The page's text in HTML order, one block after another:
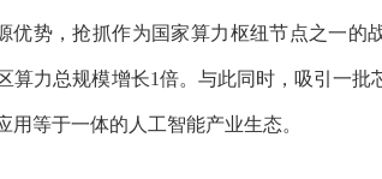
势，抢抓作为国家算力枢纽节点之一的
力总规模增长1倍。与此同时，吸引一批
等于一体的人工智能产业生态。